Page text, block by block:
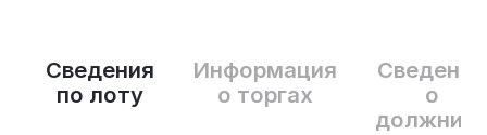
Сведения
по лоту
Информация
о торгах
Сведения
о